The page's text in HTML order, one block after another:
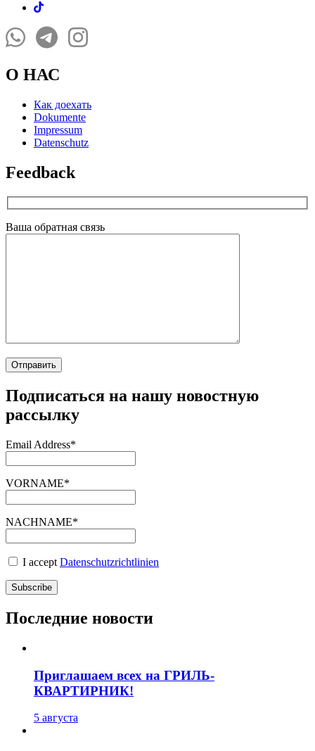
О НАС
Как доехать
Dokumente
Impressum
Datenschutz
Feedback
Ваша обратная связь
Подписаться на нашу новостную
рассылку
Email Address*
VORNAME*
NACHNAME*
I accept Datenschutzrichtlinien
Последние новости
Приглашаем всех на ГРИЛЬ-
КВАРТИРНИК!
5 августа